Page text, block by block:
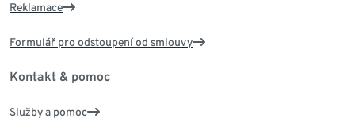
Reklamace
Formulář pro odstoupení od smlouvy
Kontakt & pomoc
Služby a pomoc